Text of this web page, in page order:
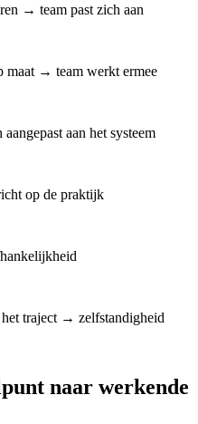
→ team past zich aan
maat → team werkt ermee
aan het systeem
op de praktijk
traject → zelfstandigheid
naar werkende